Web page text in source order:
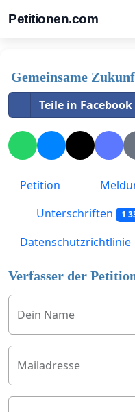
Petitionen.com
Gemeinsame
Teile in Facebook
Petition
Unterschriften 1
Datenschutzrichtlinie
Verfasser der
Dein Name
Mailadresse